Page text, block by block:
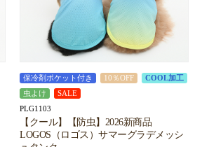
保冷剤ポケット付き 10％OFF
COOL加工
虫よけ
SALE
PLG1103
【クール】【防虫】2026新商品
LOGOS（ロゴス）サマーグラデメッシ